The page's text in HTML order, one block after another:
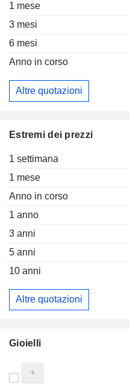
1 mese
3 mesi
6 mesi
Anno in corso
Altre quotazioni
Estremi dei prezzi
1 settimana
1 mese
Anno in corso
1 anno
3 anni
5 anni
10 anni
Altre quotazioni
Gioielli